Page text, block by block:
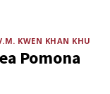
KWEN KHAN KHU
Pomona